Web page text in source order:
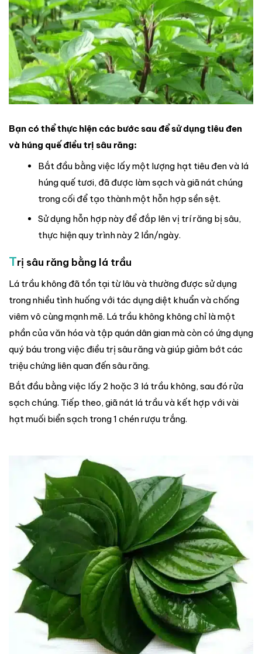
Bạn có thể thực hiện các bước sau để sử dụng tiêu đen
và húng quế điều trị sâu răng:
Bắt đầu bằng việc lấy một lượng hạt tiêu đen và lá
húng quế tươi, đã được làm sạch và giã nát chúng
trong cối để tạo thành một hỗn hợp sền sệt.
Sử dụng hỗn hợp này để đắp lên vị trí răng bị sâu,
thực hiện quy trình này 2 lần/ngày.
Trị sâu răng bằng lá trầu
Lá trầu không đã tồn tại từ lâu và thường được sử dụng
trong nhiều tình huống với tác dụng diệt khuẩn và chống
viêm vô cùng mạnh mẽ. Lá trầu không không chỉ là một
phần của văn hóa và tập quán dân gian mà còn có ứng dụng
quý báu trong việc điều trị sâu răng và giúp giảm bớt các
triệu chứng liên quan đến sâu răng.
Bắt đầu bằng việc lấy 2 hoặc 3 lá trầu không, sau đó rửa
sạch chúng. Tiếp theo, giã nát lá trầu và kết hợp với vài
hạt muối biển sạch trong 1 chén rượu trắng.